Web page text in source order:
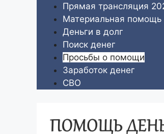
содержимому
Прямая трансляция
Материальная помощь
Деньги в долг
Поиск денег
Просьбы о помощи
Заработок денег
СВО